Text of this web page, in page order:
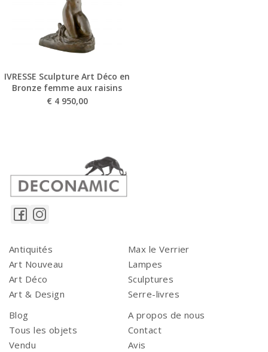
IVRESSE Sculpture Art Déco en
Bronze femme aux raisins
€ 4 950,00
Antiquités
Art Nouveau
Art Déco
Art & Design
Max le Verrier
Lampes
Sculptures
Serre-livres
Blog
Tous les objets
Vendu
A propos de nous
Contact
Avis